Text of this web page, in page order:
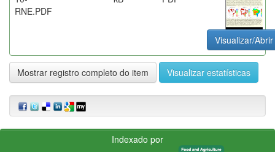
RNE.PDF
Visualizar/Abrir
Mostrar registro completo do item Visualizar estatísticas
Indexado por